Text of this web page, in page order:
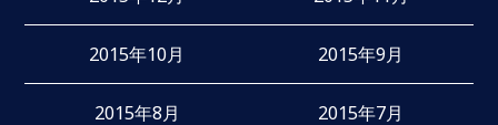
2015年10月 2015年9月
2015年8月 2015年7月